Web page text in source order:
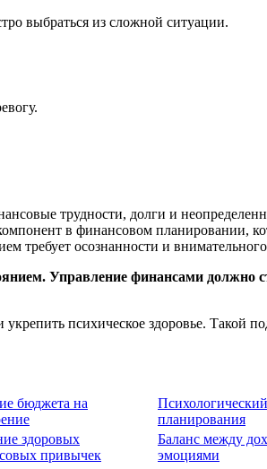
выбраться из сложной ситуации.
трудности, долги и
в финансовом планировании,
требует осознанности и
Управление финансами должно
психическое здоровье. Такой
бюджета на
планирования
здоровых
привычек
Баланс между
эмоциями